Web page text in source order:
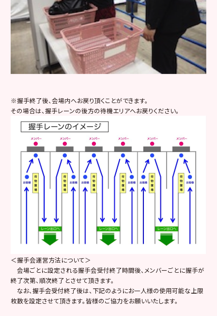
※握手終了後、会場内へお戻り頂くことができます。
その場合は、握手レーンの後方の待機エリアへお戻りください。
＜握手会運営方法について＞
会場ごとに設定される握手会受付終了時間後、メンバーごとに握手が
終了次第、順次終了とさせて頂きます。
なお、握手会受付終了後は、下記のようにお一人様の使用可能な上限
枚数を設定させて頂きます。皆様のご協力をお願いいたします。